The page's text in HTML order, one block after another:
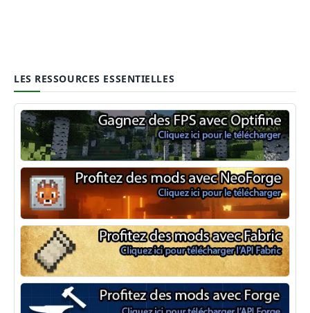
LES RESSOURCES ESSENTIELLES
Optifine
NeoForge
Minecraft Fabric